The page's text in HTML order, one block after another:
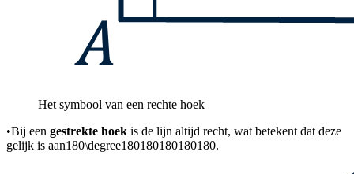
Het symbool van een rechte hoek
•Bij een gestrekte hoek is de lijn altijd recht, wat betekent dat deze
gelijk is aan180\degree180180180180180.